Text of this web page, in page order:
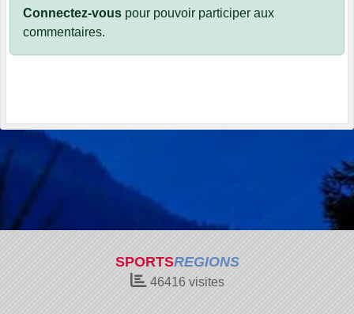
Connectez-vous pour pouvoir participer aux
commentaires.
SPORTSREGIONS
46416visites